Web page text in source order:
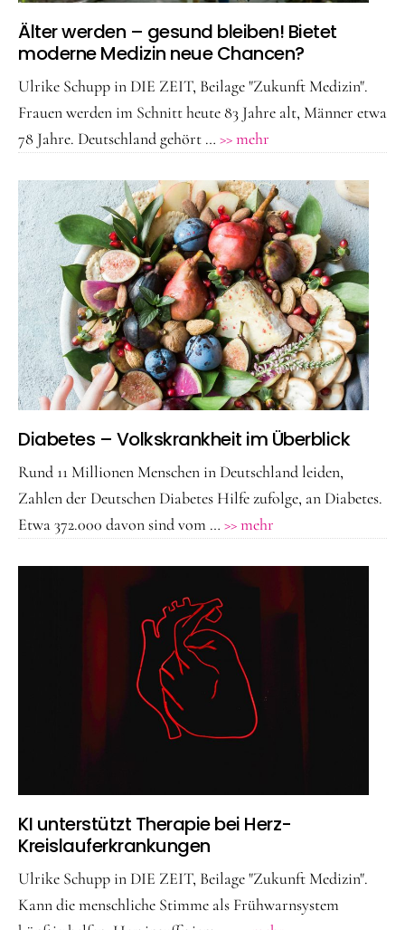
Älter werden – gesund bleiben! Bietet
moderne Medizin neue Chancen?
Ulrike Schupp in DIE ZEIT, Beilage "Zukunft Medizin".
Frauen werden im Schnitt heute 83 Jahre alt, Männer etwa
78 Jahre. Deutschland gehört … >> mehr
–
gesund
bleiben!
Bietet
moderne
Medizin
neue
Chancen?
Diabetes – Volkskrankheit im Überblick
Rund 11 Millionen Menschen in Deutschland leiden,
Zahlen der Deutschen Diabetes Hilfe zufolge, an Diabetes.
Etwa 372.000 davon sind vom … >> mehr
KI unterstützt Therapie bei Herz-
Kreislauferkrankungen
Ulrike Schupp in DIE ZEIT, Beilage "Zukunft Medizin".
Kann die menschliche Stimme als Frühwarnsystem